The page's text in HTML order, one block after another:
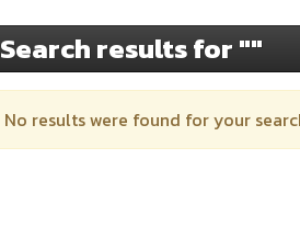
Search results for ""
No results were found for your